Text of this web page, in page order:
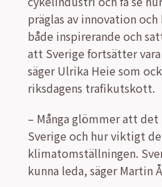
präglas av innovation
både inspirerande och
att Sverige fortsätter
säger Ulrika Heie som
riksdagens trafikutskott.
– Många glömmer att det
Sverige och hur viktigt
klimatomställningen.
kunna leda, säger Martin